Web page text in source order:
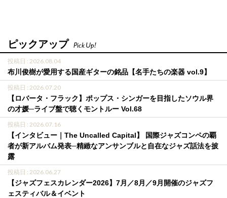
ピックアップ Pick Up!
投稿日 : 2026.08.04
布川俊樹が愛用する国産ギターの銘品【名手たちの楽器 vol.9】
投稿日 : 2026.07.20
【ロバータ・フラック】ポップス・シンガーを目指したソウル界
の才媛─ライブ盤で聴くモントルー Vol.68
投稿日 : 2026.07.16
【インタビュー｜The Uncalled Capital】 国際ジャズコンペの覇
者が新アルバム発表─精緻なアンサンブルと自在なジャズ話法を披
露
投稿日 : 2026.06.27
【ジャズフェスカレンダー2026】7月／8月／9月開催のジャズフ
ェスティバル＆イベント